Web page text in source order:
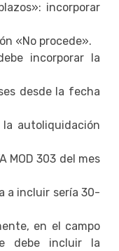
incorporar
«No procede».
incorporar la
desde la fecha
autoliquidación
MOD 303 del mes
a incluir sería 30-
en el campo
debe incluir la